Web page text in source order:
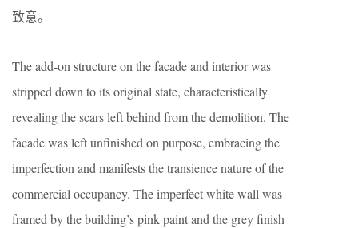
致意。
The add-on structure on the facade and interior was
stripped down to its original state, characteristically
revealing the scars left behind from the demolition. The
facade was left unfinished on purpose, embracing the
imperfection and manifests the transience nature of the
commercial occupancy. The imperfect white wall was
framed by the building’s pink paint and the grey finish